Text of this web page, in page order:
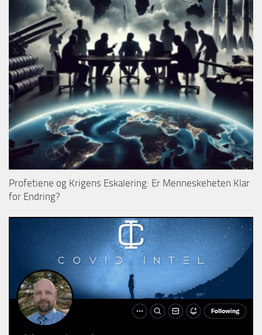
Profetiene og Krigens Eskalering: Er Menneskeheten Klar
for Endring?